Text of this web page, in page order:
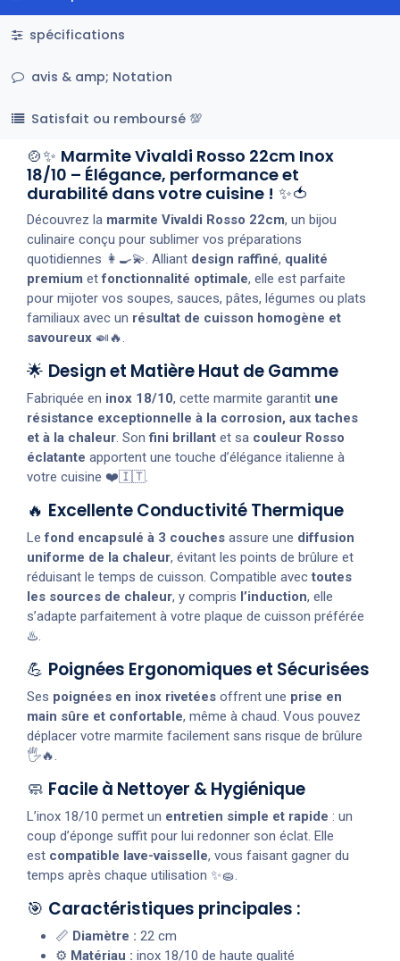
spécifications
avis & amp; Notation
Satisfait ou remboursé 💯
🍲✨ Marmite Vivaldi Rosso 22cm Inox
18/10 – Élégance, performance et
durabilité dans votre cuisine ! ✨🍅
Découvrez la marmite Vivaldi Rosso 22cm, un bijou
culinaire conçu pour sublimer vos préparations
quotidiennes 👩‍🍳💫. Alliant design raffiné, qualité
premium etfonctionnalité optimale, elle est parfaite
pour mijoter vos soupes, sauces, pâtes, légumes ou plats
familiaux avec un résultat de cuisson homogène et
savoureux 🍛🔥.
🌟 Design et Matière Haut de Gamme
Fabriquée en inox 18/10, cette marmite garantit une
résistance exceptionnelle à la corrosion, aux taches
et à la chaleur. Sonfini brillant et sa couleur Rosso
éclatante apportent une touche d’élégance italienne à
votre cuisine ❤️🇮🇹.
🔥 Excellente Conductivité Thermique
Lefond encapsulé à 3 couches assure une diffusion
uniforme de la chaleur, évitant les points de brûlure et
réduisant le temps de cuisson. Compatible avectoutes
les sources de chaleur, y compris l’induction, elle
s’adapte parfaitement à votre plaque de cuisson préférée
♨️.
💪 Poignées Ergonomiques et Sécurisées
Ses poignées en inox rivetées offrent une prise en
main sûre et confortable, même à chaud. Vous pouvez
déplacer votre marmite facilement sans risque de brûlure
🖐️🔥.
🧼 Facile à Nettoyer & Hygiénique
L’inox 18/10 permet un entretien simple et rapide : un
coup d’éponge suffit pour lui redonner son éclat. Elle
est compatible lave-vaisselle, vous faisant gagner du
temps après chaque utilisation ✨🧽.
🎯 Caractéristiques principales :
📏 Diamètre : 22 cm
⚙️ Matériau : inox 18/10 de haute qualité